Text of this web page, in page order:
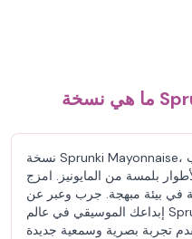
نسخة Sprunki Mayonnaise، المتوفرة على ألعاب Spunky، هي
بلمسة من المايونيز. امزج
في بيئة مبهجة. جرب وعبر عن
إبداعك الموسيقي في عالم Sprunki الفريد هذا. إنها منصة مرحة
تجربة بصرية وسمعية جديدة